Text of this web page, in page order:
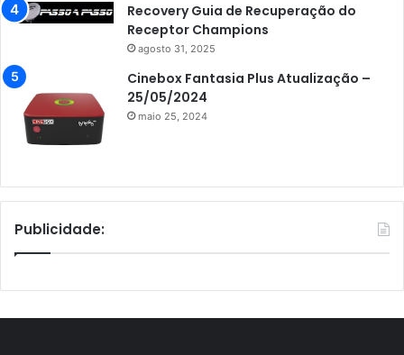
Recovery Guia de Recuperação do
Receptor Champions
agosto 31, 2025
Cinebox Fantasia Plus Atualização –
25/05/2024
maio 25, 2024
Publicidade: